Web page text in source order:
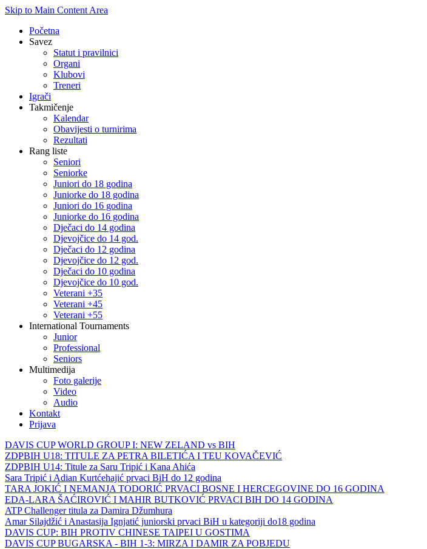
Skip to Main Content Area
Početna
Savez
Statut i pravilnici
Organi
Klubovi
Treneri
Igrači
Takmičenje
Kalendar
Obavijesti o turnirima
Rezultati
Rang liste
Seniori
Seniorke
Juniori do 18 godina
Juniorke do 18 godina
Juniori do 16 godina
Juniorke do 16 godina
Dječaci do 14 godina
Djevojčice do 14 god.
Dječaci do 12 godina
Djevojčice do 12 god.
Dječaci do 10 godina
Djevojčice do 10 god.
Veterani +35
Veterani +45
Veterani +55
International Tournaments
Junior
Professional
Seniors
Multimedija
Foto galerije
Video
Audio
Kontakt
Prijava
DAVIS CUP WORLD GROUP I: NEW ZELAND vs BIH
ZDPBIH U18: TITULE ZA PETRA BILETIĆA I TEU KOVAČEVIĆ
ZDPBIH U14: Titule za Saru Tripić i Kana Ahića
Sara Tripić i Adian Kurtćehajić prvaci BiH do 12 godina
TARA JOKIĆ I NEMANJA TODORIĆ PRVACI BOSNE I HERCEGOVINE DO 16 GODINA
EDA-LARA ŠAĆIROVIĆ I MAHIR BUTKOVIĆ PRVACI BIH DO 14 GODINA
ATP Challenger titula za Damira Džumhura
Amar Silajdžić i Anastasija Ignjatić juniorski prvaci BiH u kategoriji do18 godina
DAVIS CUP: BIH PROTIV CHINESE TAIPEI U GOSTIMA
DAVIS CUP BUGARSKA - BIH 1-3: MIRZA I DAMIR ZA POBJEDU